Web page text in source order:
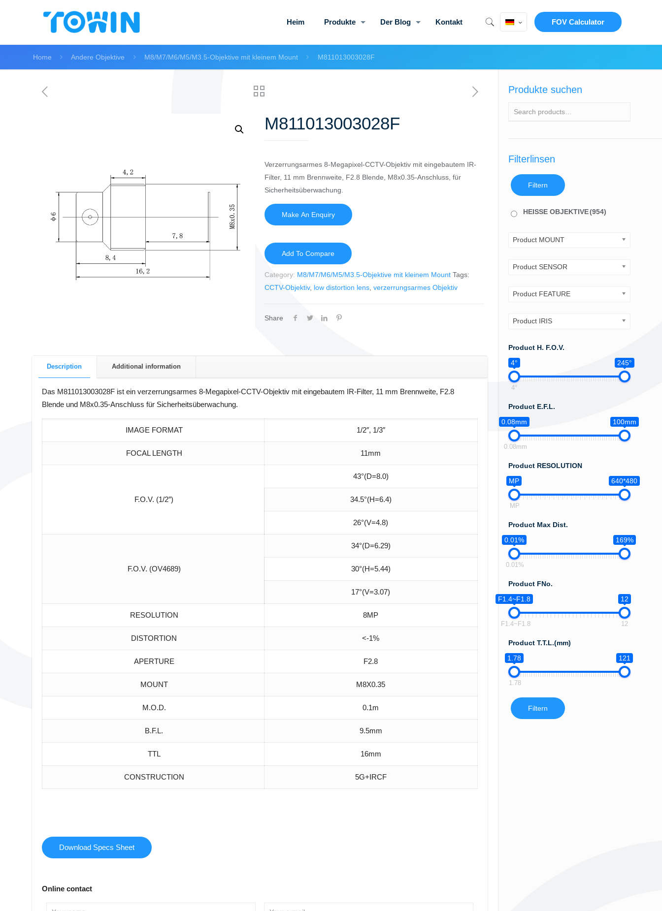
Heim Produkte Der Blog Kontakt FOV Calculator
Home Andere Objektive M8/M7/M6/M5/M3.5-Objektive mit kleinem Mount M811013003028F
M811013003028F
Verzerrungsarmes 8-Megapixel-CCTV-Objektiv mit eingebautem IR-
Filter, 11 mm Brennweite, F2.8 Blende, M8x0.35-Anschluss, für
Sicherheitsüberwachung.
Add To Compare
Category: M8/M7/M6/M5/M3.5-Objektive mit kleinem Mount Tags:
CCTV-Objektiv, low distortion lens, verzerrungsarmes Objektiv
Share
Description Additional information
Das M811013003028F ist ein verzerrungsarmes 8-Megapixel-CCTV-Objektiv mit eingebautem IR-Filter, 11 mm Brennweite, F2.8
Blende und M8x0.35-Anschluss für Sicherheitsüberwachung.
IMAGE FORMAT 1/2″, 1/3″
FOCAL LENGTH 11mm
F.O.V. (1/2″)
43°(D=8.0)
34.5°(H=6.4)
26°(V=4.8)
F.O.V. (OV4689)
34°(D=6.29)
30°(H=5.44)
17°(V=3.07)
RESOLUTION 8MP
DISTORTION <-1%
APERTURE F2.8
MOUNT M8X0.35
M.O.D. 0.1m
B.F.L. 9.5mm
TTL 16mm
CONSTRUCTION 5G+IRCF
Download Specs Sheet
Online contact
Produkte suchen
Filterlinsen
Filtern
HEISSE OBJEKTIVE(954)
Product MOUNT
Product SENSOR
Product FEATURE
Product IRIS
Product H. F.O.V.
4°
245°
4°
Product E.F.L.
0.08mm
100mm
0.08mm
Product RESOLUTION
MP
640*480
MP
Product Max Dist.
0.01%
169%
0.01%
Product FNo.
F1.4~F1.8
12
F1.4~F1.8 12
Product T.T.L.(mm)
1.78
121
1.78
Filtern